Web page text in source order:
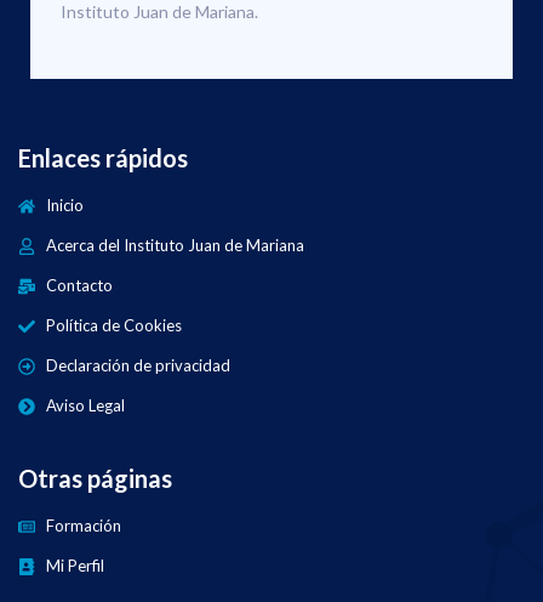
Instituto Juan de Mariana.
Enlaces rápidos
Inicio
Acerca del Instituto Juan de Mariana
Contacto
Política de Cookies
Declaración de privacidad
Aviso Legal
Otras páginas
Formación
Mi Perfil